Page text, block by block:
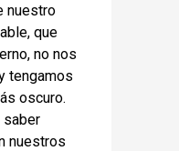
nuestro
que
no nos
tengamos
oscuro.
saber
nuestros